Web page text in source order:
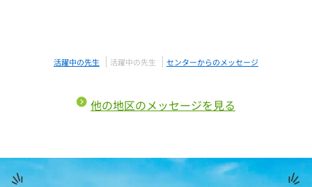
活躍中の先生 活躍中の先生 センターからのメッセージ
他の地区のメッセージを見る